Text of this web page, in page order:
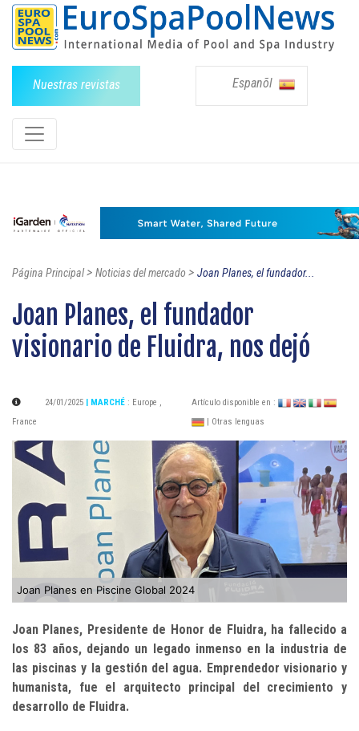
Nuestras revistas Espanõl
Página Principal> Noticias del mercado > Joan Planes, el fundador...
Joan Planes, el fundador
visionario de Fluidra, nos dejó
24/01/2025 | MARCHÉ : Europe ,
France
Artículo disponible en :
| Otras lenguas
Joan Planes en Piscine Global 2024
Joan Planes, Presidente de Honor de Fluidra, ha fallecido a
los 83 años, dejando un legado inmenso en la industria de
las piscinas y la gestión del agua. Emprendedor visionario y
humanista, fue el arquitecto principal del crecimiento y
desarrollo de Fluidra.